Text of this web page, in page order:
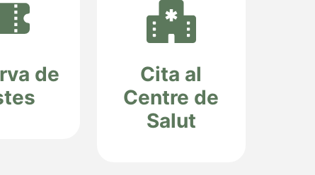
de
Cita al
Centre de
Salut